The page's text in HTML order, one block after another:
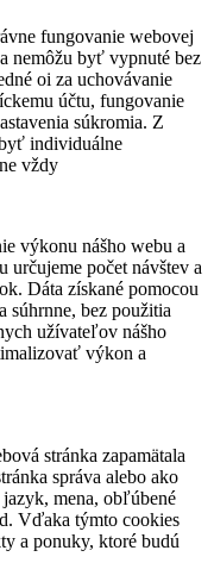
fungovanie webovej
nemôžu byť vypnuté bez
oi za uchovávanie
účtu, fungovanie
súkromia. Z
individuálne
vždy
výkonu nášho webu a
určujeme počet návštev a
Dáta získané pomocou
súhrnne, bez použitia
užívateľov nášho
výkon a
stránka zapamätala
správa alebo ako
mena, obľúbené
Vďaka týmto cookies
a ponuky, ktoré budú